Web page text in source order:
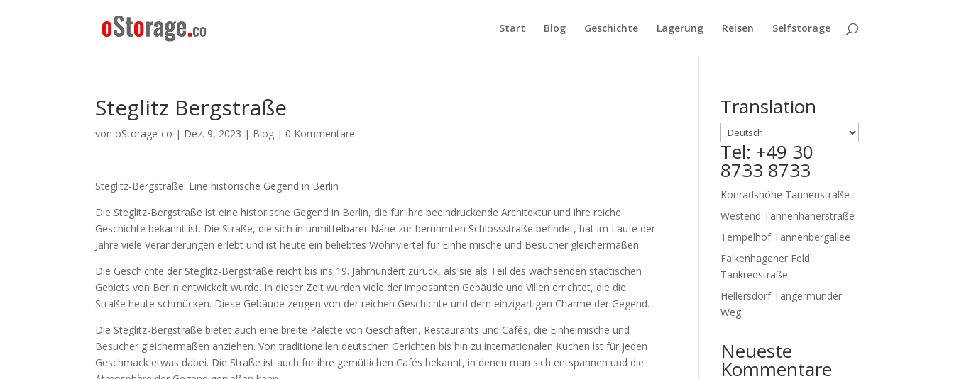
Start Blog Geschichte Lagerung Reisen Selfstorage
Steglitz Bergstraße
von oStorage-co | Dez. 9, 2023 | Blog | 0 Kommentare
Steglitz-Bergstraße: Eine historische Gegend in Berlin
Die Steglitz-Bergstraße ist eine historische Gegend in Berlin, die für ihre beeindruckende Architektur und ihre reiche
Geschichte bekannt ist. Die Straße, die sich in unmittelbarer Nähe zur berühmten Schlossstraße befindet, hat im Laufe der
Jahre viele Veränderungen erlebt und ist heute ein beliebtes Wohnviertel für Einheimische und Besucher gleichermaßen.
Die Geschichte der Steglitz-Bergstraße reicht bis ins 19. Jahrhundert zurück, als sie als Teil des wachsenden städtischen
Gebiets von Berlin entwickelt wurde. In dieser Zeit wurden viele der imposanten Gebäude und Villen errichtet, die die
Straße heute schmücken. Diese Gebäude zeugen von der reichen Geschichte und dem einzigartigen Charme der Gegend.
Die Steglitz-Bergstraße bietet auch eine breite Palette von Geschäften, Restaurants und Cafés, die Einheimische und
Besucher gleichermaßen anziehen. Von traditionellen deutschen Gerichten bis hin zu internationalen Küchen ist für jeden
Geschmack etwas dabei. Die Straße ist auch für ihre gemütlichen Cafés bekannt, in denen man sich entspannen und die
Translation
Tel: +49 30
8733 8733
Konradshöhe Tannenstraße
Westend Tannenhäherstraße
Tempelhof Tannenbergallee
Falkenhagener Feld
Tankredstraße
Hellersdorf Tangermünder
Weg
Neueste
Kommentare